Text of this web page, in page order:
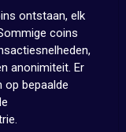
ontstaan, elk
coins
anonimiteit. Er
op bepaalde